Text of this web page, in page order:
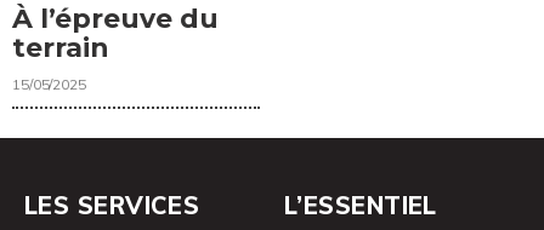
À l’épreuve du
terrain
15/05/2025
LES SERVICES L’ESSENTIEL